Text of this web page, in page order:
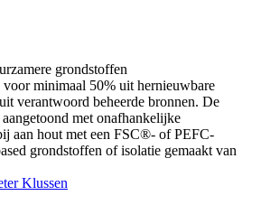
grondstoffen
voor minimaal 50% uit hernieuwbare
verantwoord beheerde bronnen. De
met onafhankelijke
aan hout met een FSC®- of PEFC-
grondstoffen of isolatie gemaakt van
Klussen